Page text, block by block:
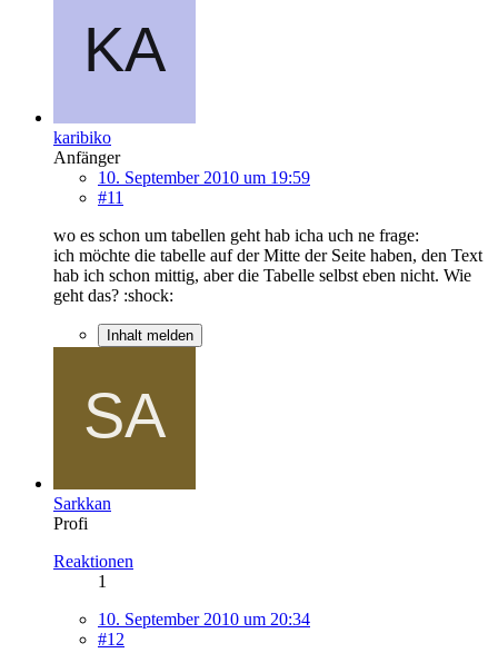
karibiko
Anfänger
10. September 2010 um 19:59
#11
wo es schon um tabellen geht hab icha uch ne frage:
ich möchte die tabelle auf der Mitte der Seite haben, den Text
hab ich schon mittig, aber die Tabelle selbst eben nicht. Wie
geht das? :shock:
Inhalt melden
Sarkkan
Profi
Reaktionen
1
10. September 2010 um 20:34
#12